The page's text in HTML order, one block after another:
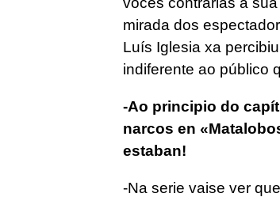
mirada dos
Luís Iglesia xa
indiferente ao público
-Ao principio do
narcos en
estaban!
-Na serie vaise ver